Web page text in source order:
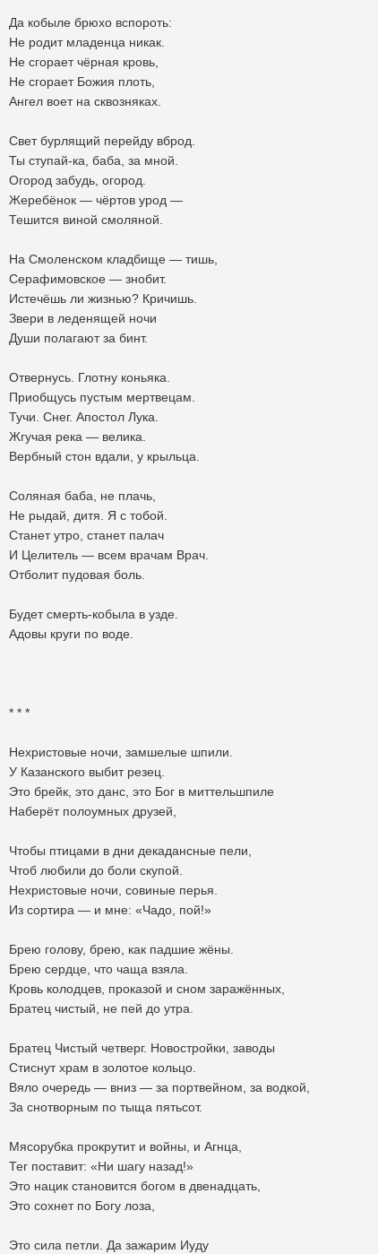
Да кобыле брюхо вспороть:
Не родит младенца никак.
Не сгорает чëрная кровь,
Не сгорает Божия плоть,
Ангел воет на сквозняках.
Свет бурлящий перейду вброд.
Ты ступай-ка, баба, за мной.
Огород забудь, огород.
Жеребёнок — чёртов урод —
Тешится виной смоляной.
На Смоленском кладбище — тишь,
Серафимовское — знобит.
Истечёшь ли жизнью? Кричишь.
Звери в леденящей ночи
Души полагают за бинт.
Отвернусь. Глотну коньяка.
Приобщусь пустым мертвецам.
Тучи. Снег. Апостол Лука.
Жгучая река — велика.
Вербный стон вдали, у крыльца.
Соляная баба, не плачь,
Не рыдай, дитя. Я с тобой.
Станет утро, станет палач
И Целитель — всем врачам Врач.
Отболит пудовая боль.
Будет смерть-кобыла в узде.
Адовы круги по воде.
* * *
Нехристовые ночи, замшелые шпили.
У Казанского выбит резец.
Это брейк, это данс, это Бог в миттельшпиле
Наберёт полоумных друзей,
Чтобы птицами в дни декадансные пели,
Чтоб любили до боли скупой.
Нехристовые ночи, совиные перья.
Из сортира — и мне: «Чадо, пой!»
Брею голову, брею, как падшие жëны.
Брею сердце, что чаща взяла.
Кровь колодцев, проказой и сном заражённых,
Братец чистый, не пей до утра.
Братец Чистый четверг. Новостройки, заводы
Стиснут храм в золотое кольцо.
Вяло очередь — вниз — за портвейном, за водкой,
За снотворным по тыща пятьсот.
Мясорубка прокрутит и войны, и Агнца,
Тег поставит: «Ни шагу назад!»
Это нацик становится богом в двенадцать,
Это сохнет по Богу лоза,
Это сила петли. Да зажарим Иуду